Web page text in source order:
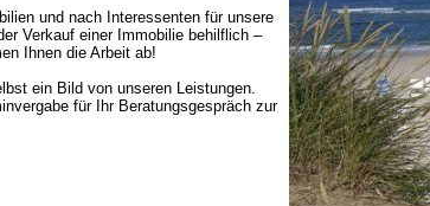
und nach Interessenten für unsere
Verkauf einer Immobilie behilflich –
Ihnen die Arbeit ab!
ein Bild von unseren Leistungen.
für Ihr Beratungsgespräch zur